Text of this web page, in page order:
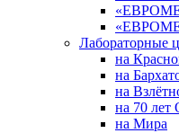
Лабораторные
на
на
на
на 70 лет
на Мира